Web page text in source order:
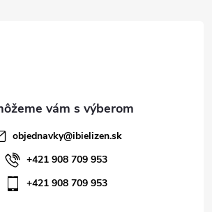
objednavky@ibielizen.sk
+421 908 709 953
+421 908 709 953